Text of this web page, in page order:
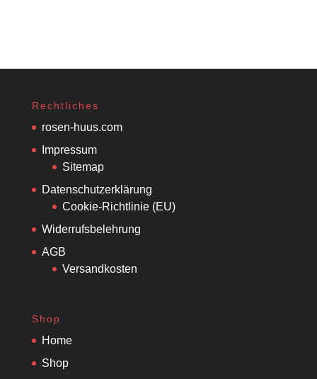
Rechtliches
rosen-huus.com
Impressum
Sitemap
Datenschutzerklärung
Cookie-Richtlinie (EU)
Widerrufsbelehrung
AGB
Versandkosten
Shop
Home
Shop